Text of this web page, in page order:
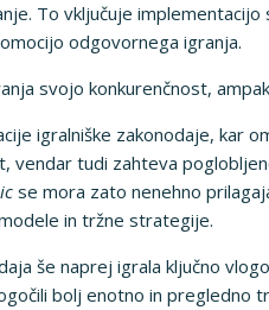
To vključuje
odgovornega igranja.
svojo konkurenčnost,
igralniške zakonodaje, kar
tudi zahteva
se mora zato nenehno
in tržne strategije.
še naprej igrala ključno
bolj enotno in pregledno